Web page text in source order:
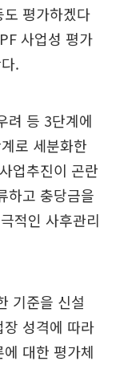
평가하겠다
사업성 평가
.
려 등 3단계에
로 세분화한
업추진이 곤란
하고 충당금을
적인 사후관리
기준을 신설
성격에 따라
대한 평가체